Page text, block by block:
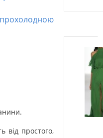
прохолодною
від простого,